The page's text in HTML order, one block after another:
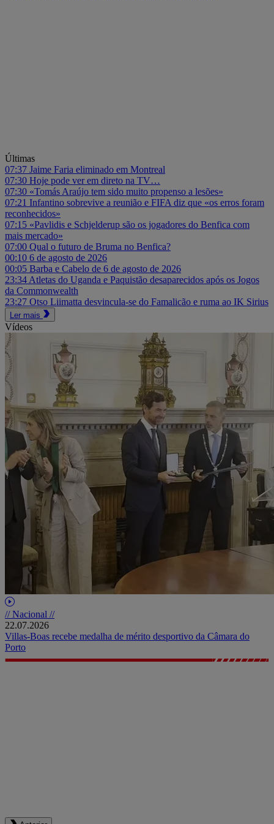
Últimas
07:37 Jaime Faria eliminado em Montreal
07:30 Hoje pode ver em direto na TV…
07:30 «Tomás Araújo tem sido muito propenso a lesões»
07:21 Infantino sobrevive a reunião e FIFA diz que «os erros foram
reconhecidos»
07:15 «Pavlidis e Schjelderup são os jogadores do Benfica com
mais mercado»
07:00 Qual o futuro de Bruma no Benfica?
00:10 6 de agosto de 2026
00:05 Barba e Cabelo de 6 de agosto de 2026
23:34 Atletas do Uganda e Paquistão desaparecidos após os Jogos
da Commonwealth
23:27 Otso Liimatta desvincula-se do Famalicão e ruma ao IK Sirius
Ler mais
Vídeos
// Nacional //
22.07.2026
Villas-Boas recebe medalha de mérito desportivo da Câmara do
Porto